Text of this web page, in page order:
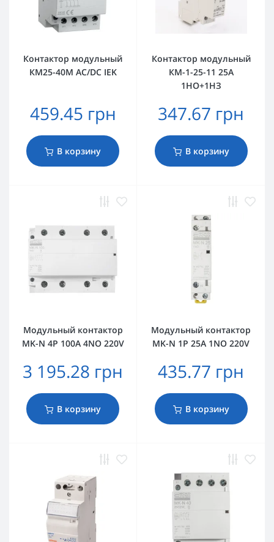
Контактор модульный
КМ25-40М AC/DC IEK
459.45 грн
В корзину
Контактор модульный
КМ-1-25-11 25А
1НО+1НЗ
347.67 грн
В корзину
Модульный контактор
MK-N 4P 100A 4NO 220V
3 195.28 грн
В корзину
Модульный контактор
MK-N 1P 25A 1NO 220V
435.77 грн
В корзину